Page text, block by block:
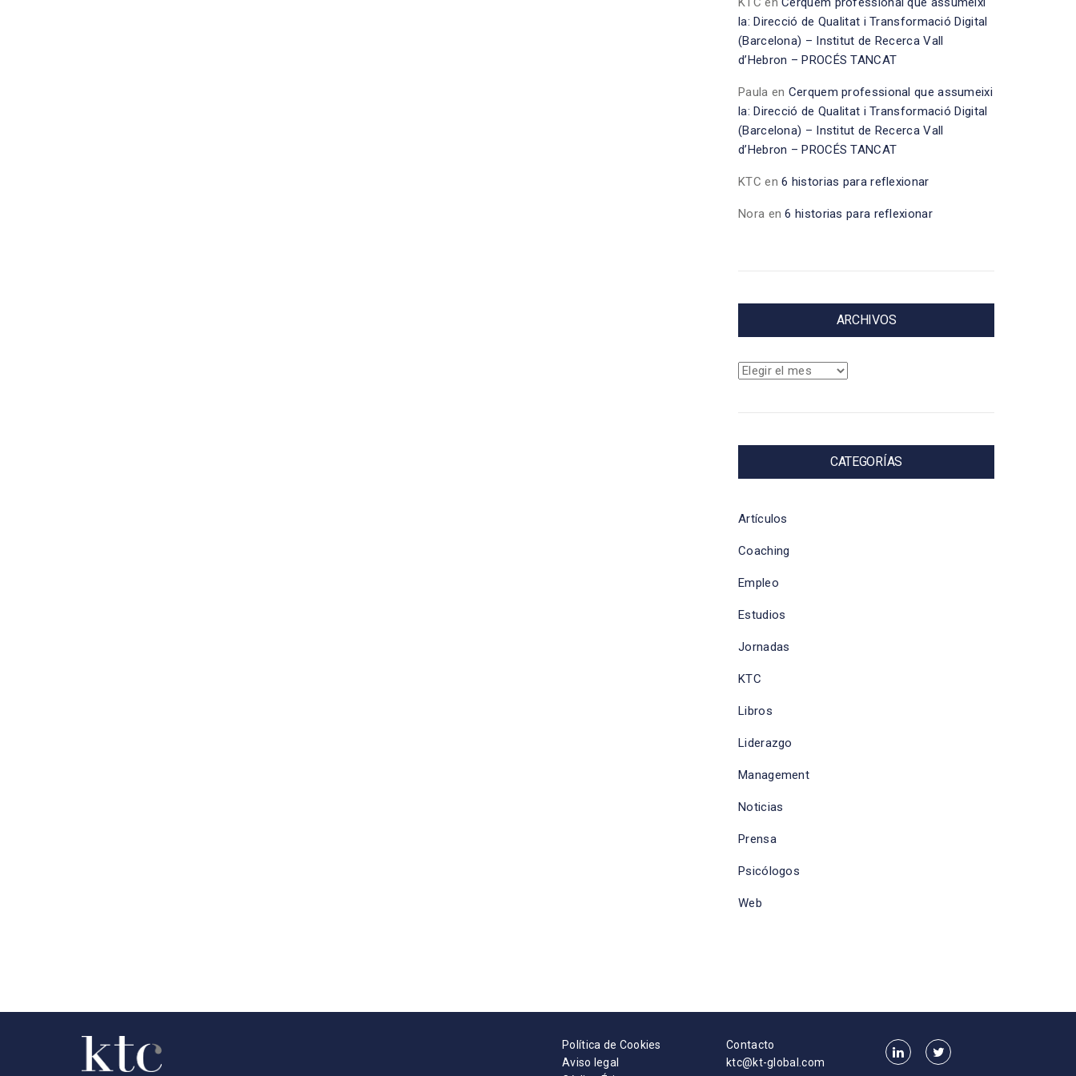
la: Direcció de Qualitat i Transformació Digital
(Barcelona) – Institut de Recerca Vall
d’Hebron – PROCÉS TANCAT
Paula en Cerquem professional que assumeixi
la: Direcció de Qualitat i Transformació Digital
(Barcelona) – Institut de Recerca Vall
d’Hebron – PROCÉS TANCAT
KTC en6 historias para reflexionar
Nora en6 historias para reflexionar
ARCHIVOS
Archivos
CATEGORÍAS
Artículos
Coaching
Empleo
Estudios
Jornadas
KTC
Libros
Liderazgo
Management
Noticias
Prensa
Psicólogos
Web
Política de Cookies
Aviso legal
Contacto
ktc@kt-global.com